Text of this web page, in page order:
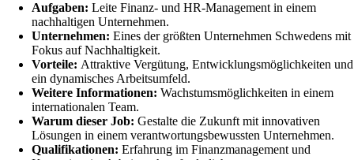
Aufgaben: Leite Finanz- und HR-Management in einem
nachhaltigen Unternehmen.
Unternehmen: Eines der größten Unternehmen Schwedens mit
Fokus auf Nachhaltigkeit.
Vorteile: Attraktive Vergütung, Entwicklungsmöglichkeiten und
ein dynamisches Arbeitsumfeld.
Weitere Informationen: Wachstumsmöglichkeiten in einem
internationalen Team.
Warum dieser Job: Gestalte die Zukunft mit innovativen
Lösungen in einem verantwortungsbewussten Unternehmen.
Qualifikationen: Erfahrung im Finanzmanagement und